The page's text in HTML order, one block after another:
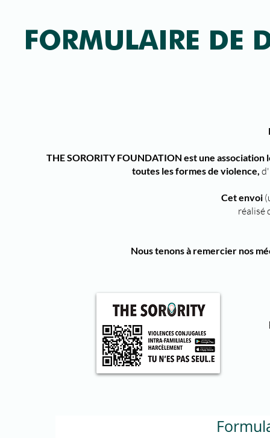
FORMULAIRE DE
THE SORORITY FOUNDATION est une
toutes les formes de violence,
Cet envoi
réalisé
Nous tenons à remercier nos